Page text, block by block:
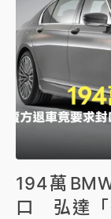
狠下心的！」
194萬
口 弘達「